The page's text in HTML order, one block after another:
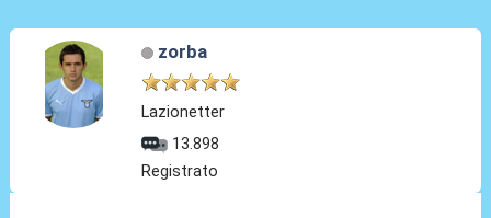
zorba
Lazionetter
13.898
Registrato